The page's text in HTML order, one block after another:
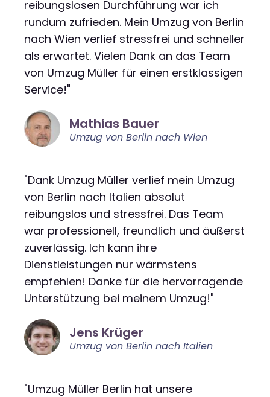
reibungslosen Durchführung war ich
rundum zufrieden. Mein Umzug von Berlin
nach Wien verlief stressfrei und schneller
als erwartet. Vielen Dank an das Team
von Umzug Müller für einen erstklassigen
Service!"
Mathias Bauer
Umzug von Berlin nach Wien
"Dank Umzug Müller verlief mein Umzug
von Berlin nach Italien absolut
reibungslos und stressfrei. Das Team
war professionell, freundlich und äußerst
zuverlässig. Ich kann ihre
Dienstleistungen nur wärmstens
empfehlen! Danke für die hervorragende
Unterstützung bei meinem Umzug!"
Jens Krüger
Umzug von Berlin nach Italien
"Umzug Müller Berlin hat unsere